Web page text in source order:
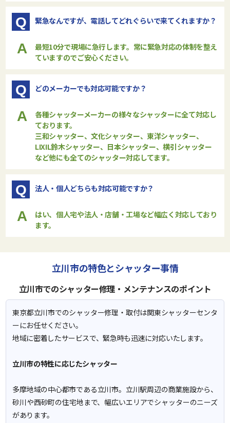
Q 緊急なんですが、電話してどれぐらいで来てくれますか？
A
最短10分で現場に急行します。常に緊急対応の体制を整え
ていますのでご安心ください。
Q どのメーカーでも対応可能ですか？
A
各種シャッターメーカーの様々なシャッターに全て対応し
ております。
三和シャッター、文化シャッター、東洋シャッター、
LIXIL鈴木シャッター、日本シャッター、横引シャッター
など他にも全てのシャッター対応してます。
Q 法人・個人どちらも対応可能ですか？
A
はい、個人宅や法人・店舗・工場など幅広く対応しており
ます。
立川市の特色とシャッター事情
立川市でのシャッター修理・メンテナンスのポイント
東京都立川市でのシャッター修理・取付は関東シャッターセンタ
ーにお任せください。
地域に密着したサービスで、緊急時も迅速に対応いたします。
立川市の特性に応じたシャッター
多摩地域の中心都市である立川市。立川駅周辺の商業施設から、
砂川や西砂町の住宅地まで、幅広いエリアでシャッターのニーズ
があります。